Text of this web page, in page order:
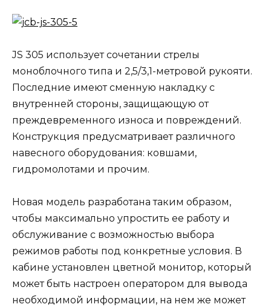
JS 305 использует сочетании стрелы
моноблочного типа и 2,5/3,1-метровой рукояти.
Последние имеют сменную накладку с
внутренней стороны, защищающую от
преждевременного износа и повреждений.
Конструкция предусматривает различного
навесного оборудования: ковшами,
гидромолотами и прочим.
Новая модель разработана таким образом,
чтобы максимально упростить ее работу и
обслуживание с возможностью выбора
режимов работы под конкретные условия. В
кабине установлен цветной монитор, который
может быть настроен оператором для вывода
необходимой информации, на нем же может